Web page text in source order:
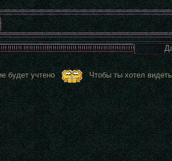
будет учтено Чтобы ты хотел